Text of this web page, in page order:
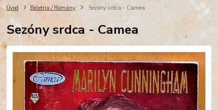
Úvod Beletria / Romány Sezóny srdca - Camea
Sezóny srdca - Camea